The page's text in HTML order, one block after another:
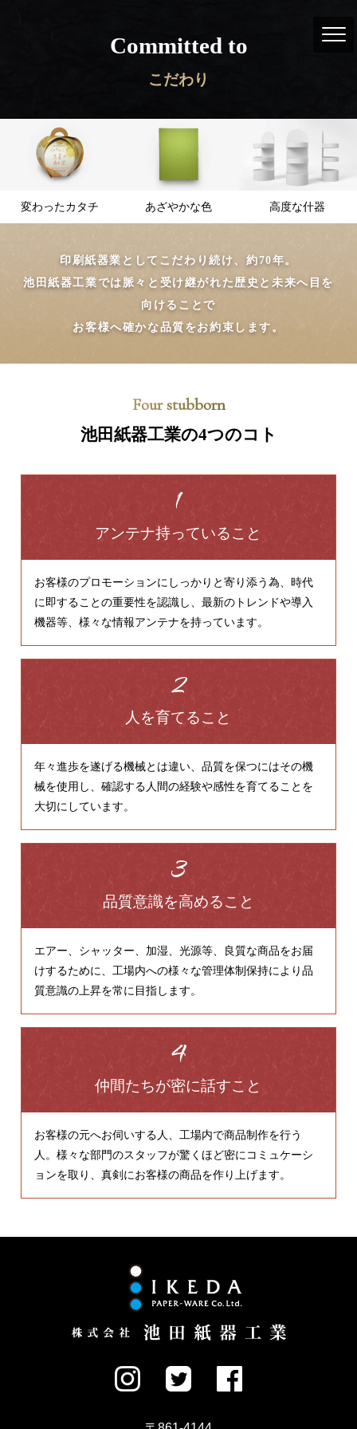
Committed to
こだわり
変わったカタチ あざやかな色 高度な什器
印刷紙器業としてこだわり続け、約70年。
池田紙器工業では脈々と受け継がれた歴史と未来へ目を
向けることで
お客様へ確かな品質をお約束します。
Four stubborn
池田紙器工業の4つのコト
アンテナ持っていること
お客様のプロモーションにしっかりと寄り添う為、時代
に即することの重要性を認識し、最新のトレンドや導入
機器等、様々な情報アンテナを持っています。
人を育てること
年々進歩を遂げる機械とは違い、品質を保つにはその機
械を使用し、確認する人間の経験や感性を育てることを
大切にしています。
品質意識を高めること
エアー、シャッター、加湿、光源等、良質な商品をお届
けするために、工場内への様々な管理体制保持により品
質意識の上昇を常に目指します。
仲間たちが密に話すこと
お客様の元へお伺いする人、工場内で商品制作を行う
人。様々な部門のスタッフが驚くほど密にコミュケーシ
ョンを取り、真剣にお客様の商品を作り上げます。